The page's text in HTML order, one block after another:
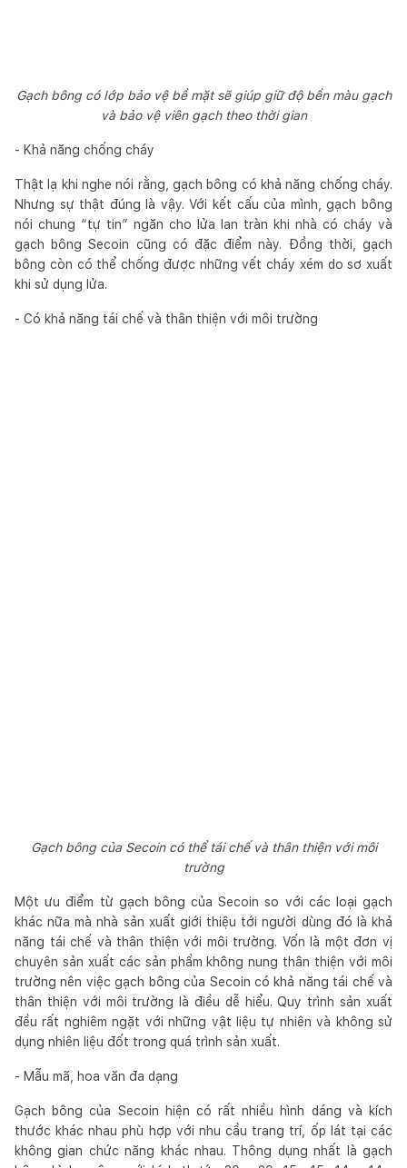
Gạch bông có lớp bảo vệ bề mặt sẽ giúp giữ độ bền màu gạch
và bảo vệ viên gạch theo thời gian
- Khả năng chống cháy
Thật lạ khi nghe nói rằng, gạch bông có khả năng chống cháy.
Nhưng sự thật đúng là vậy. Với kết cấu của mình, gạch bông
nói chung “tự tin” ngăn cho lửa lan tràn khi nhà có cháy và
gạch bông Secoin cũng có đặc điểm này. Đồng thời, gạch
bông còn có thể chống được những vết cháy xém do sơ xuất
khi sử dụng lửa.
- Có khả năng tái chế và thân thiện với môi trường
Gạch bông của Secoin có thể tái chế và thân thiện với môi
trường
Một ưu điểm từ gạch bông của Secoin so với các loại gạch
khác nữa mà nhà sản xuất giới thiệu tới người dùng đó là khả
năng tái chế và thân thiện với môi trường. Vốn là một đơn vị
chuyên sản xuất các sản phẩm không nung thân thiện với môi
trường nên việc gạch bông của Secoin có khả năng tái chế và
thân thiện với môi trường là điều dễ hiểu. Quy trình sản xuất
đều rất nghiêm ngặt với những vật liệu tự nhiên và không sử
dụng nhiên liệu đốt trong quá trình sản xuất.
- Mẫu mã, hoa văn đa dạng
Gạch bông của Secoin hiện có rất nhiều hình dáng và kích
thước khác nhau phù hợp với nhu cầu trang trí, ốp lát tại các
không gian chức năng khác nhau. Thông dụng nhất là gạch